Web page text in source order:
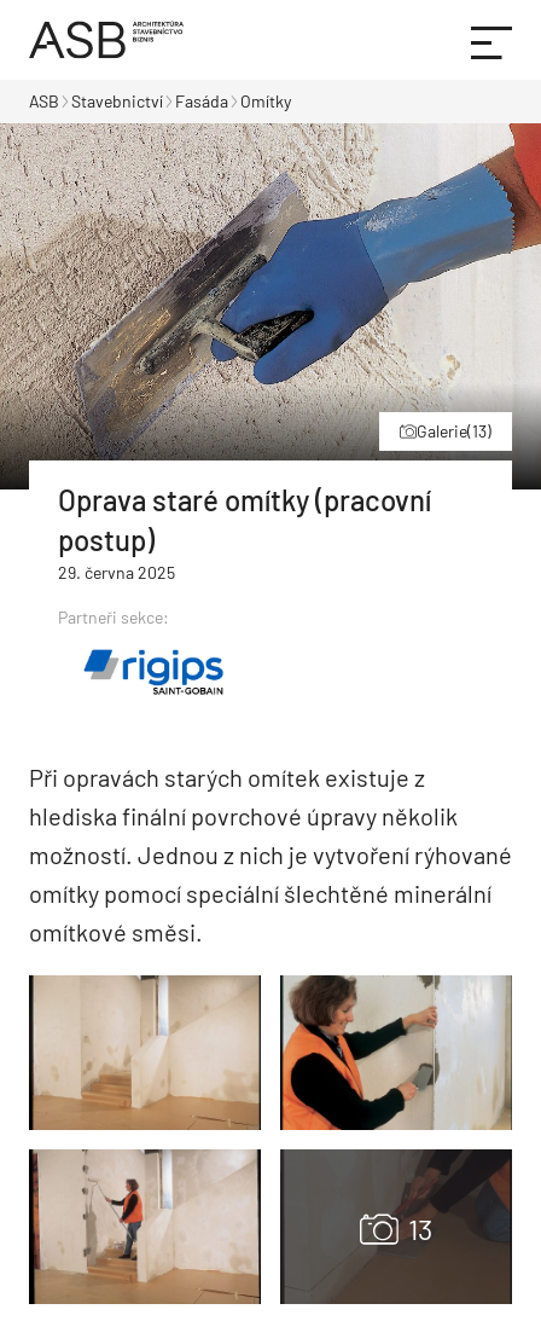
ASB Stavebnictví Fasáda Omítky
Galerie(13)
Oprava staré omítky (pracovní
postup)
29. června 2025
Partneři sekce:
Při opravách starých omítek existuje z
hlediska finální povrchové úpravy několik
možností. Jednou z nich je vytvoření rýhované
omítky pomocí speciální šlechtěné minerální
omítkové směsi.